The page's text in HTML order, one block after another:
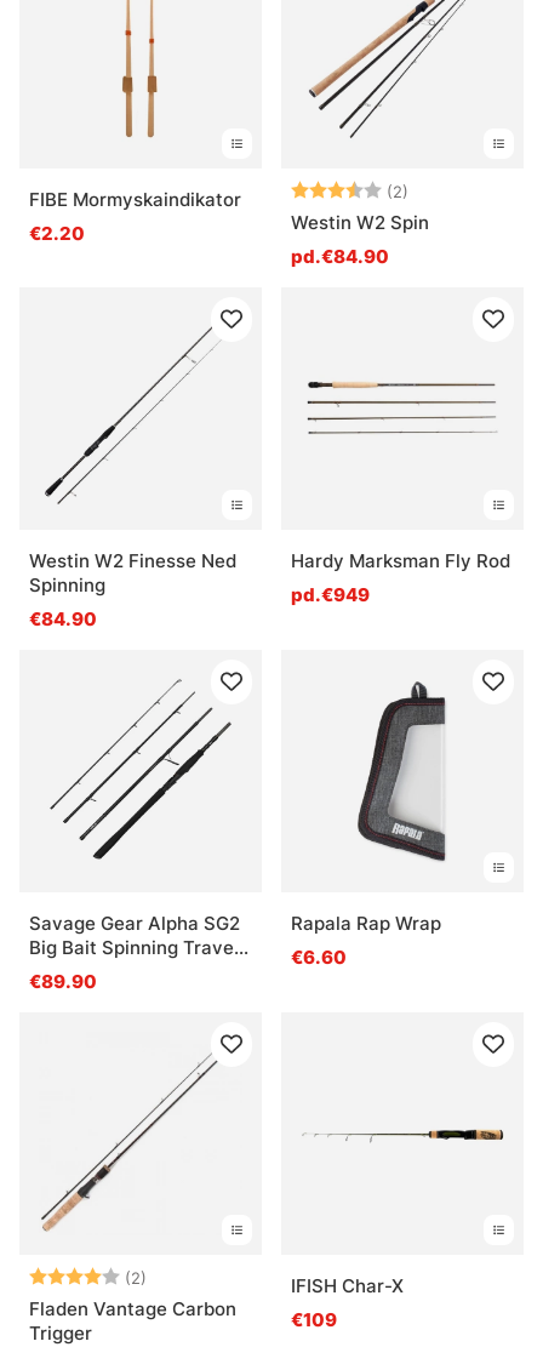
FIBE Mormyskaindikator
€2.20
Note: (2)
Westin W2 Spin
pd.€84.90
Westin W2 Finesse Ned
Spinning
€84.90
Hardy Marksman Fly Rod
pd.€949
Savage Gear Alpha SG2
Big Bait Spinning Travel -
243cm, 7'1'' 50-110g
4pcs
€89.90
Rapala Rap Wrap
€6.60
Note: (2)
Fladen Vantage Carbon
Trigger
IFISH Char-X
€109